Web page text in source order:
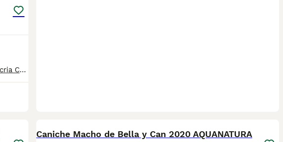
☎️📞 616987793 ☎️📞 Mascotas La Selva somos un centro de cria Contamos con más de 6000 metros cuadrados de instalaciones dedicados a la cría de las distintas razas, así como un equipo de profesionales y veterinario dedicado a garantizar los mejores cuidados y una atención permanente a todos nuestros animales. Somos un Núcleo Zoológico autorizado por la Generalitat. Con mas de 20 años de experiencia Nuestros cachorros viven libres y en continuo contacto con nosotros , resultando un equilibrio físico y psicológico que les hace desarrollarse plenamente. Nuestros cachorros reciben un programa de estimulación desde una edad temprana para una impronta y sociabilización óptima. Control veterinario permanente, Certificados oficiales Selección del carácter de los reproductores, estimulación precoz de los cachorros, evolución de entornos, parques exteriores con circuitos estimulantes, destete progresivo para un cachorro más seguro y autosuficiente, iniciación al control de esfínteres, etc… Precio desde iva
Caniche Macho de Bella y Can 2020 AQUANATURA